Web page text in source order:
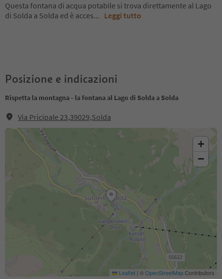
Questa fontana di acqua potabile si trova direttamente al Lago
di Solda a Solda ed è acces... Leggi tutto
Posizione e indicazioni
Rispetta la montagna - la fontana al Lago di Solda a Solda
Via Pricipale 23,39029,Solda
+
−
Leaflet | ©OpenStreetMapContributors